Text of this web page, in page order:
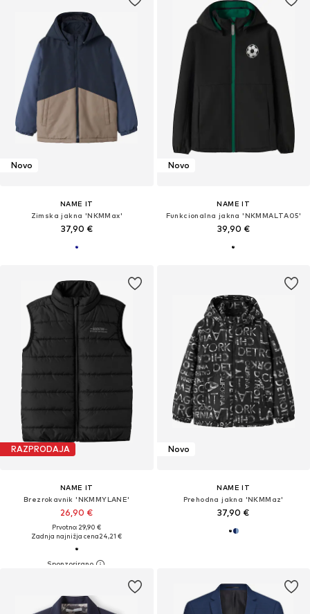
Novo
NAME IT
Zimska jakna 'NKMMax'
37,90 €
Novo
NAME IT
Funkcionalna jakna 'NKMMALTA05'
39,90 €
RAZPRODAJA
NAME IT
Brezrokavnik 'NKMMYLANE'
26,90 €
Prvotno: 29,90 €
Zadnja najnižja cena24,21 €
Novo
NAME IT
Prehodna jakna 'NKMMaz'
37,90 €